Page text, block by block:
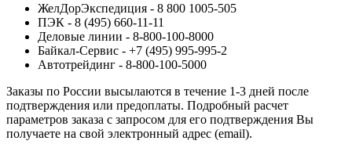
ЖелДорЭкспедиция - 8 800 1005-505
ПЭК - 8 (495) 660-11-11
Деловые линии - 8-800-100-8000
Байкал-Сервис - +7 (495) 995-995-2
Автотрейдинг - 8-800-100-5000
Заказы по России высылаются в течение 1-3 дней после
подтверждения или предоплаты. Подробный расчет
параметров заказа с запросом для его подтверждения Вы
получаете на свой электронный адрес (email).